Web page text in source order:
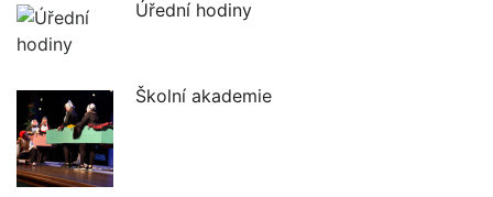
Úřední hodiny
Školní akademie